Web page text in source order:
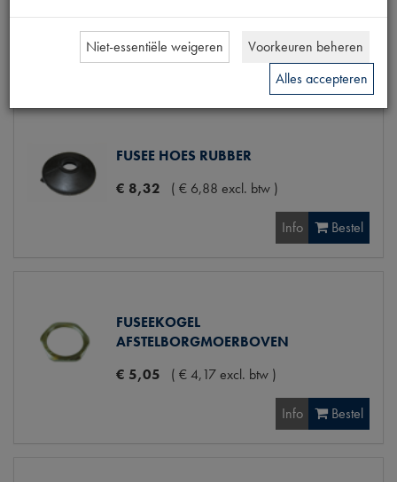
€18,91 (€15,63excl. btw)
Info
FUSEE HOES RUBBER
€ 8,32 ( € 6,88 excl. btw )
Info Bestel
FUSEEKOGEL
AFSTELBORGMOERBOVEN
€ 5,05 ( €4,17excl. btw )
Info Bestel
Niet-essentiële weigeren
Voorkeuren beheren
Alles accepteren